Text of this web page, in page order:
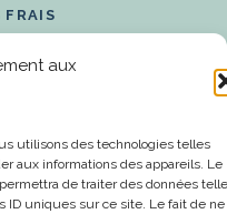
aux
utilisons des technologies telles
aux informations des appareils. Le
de traiter des données
ID uniques sur ce site. Le fait de ne
FRAIS